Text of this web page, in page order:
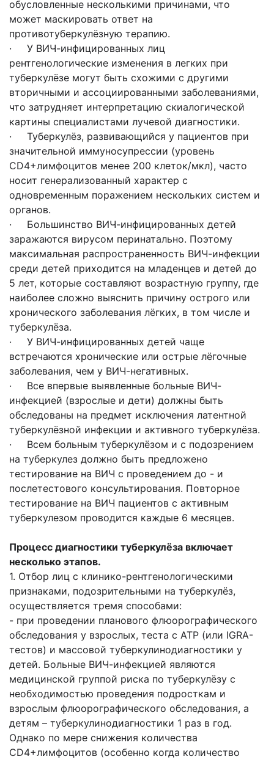
обусловленные несколькими причинами, что
может маскировать ответ на
противотуберкулёзную терапию.
· У ВИЧ-инфицированных лиц
рентгенологические изменения в легких при
туберкулёзе могут быть схожими с другими
вторичными и ассоциированными заболеваниями,
что затрудняет интерпретацию скиалогической
картины специалистами лучевой диагностики.
· Туберкулёз, развивающийся у пациентов при
значительной иммуносупрессии (уровень
CD4+лимфоцитов менее 200 клеток/мкл), часто
носит генерализованный характер с
одновременным поражением нескольких систем и
органов.
· Большинство ВИЧ-инфицированных детей
заражаются вирусом перинатально. Поэтому
максимальная распространенность ВИЧ-инфекции
среди детей приходится на младенцев и детей до
5 лет, которые составляют возрастную группу, где
наиболее сложно выяснить причину острого или
хронического заболевания лёгких, в том числе и
туберкулёза.
· У ВИЧ-инфицированных детей чаще
встречаются хронические или острые лёгочные
заболевания, чем у ВИЧ-негативных.
· Все впервые выявленные больные ВИЧ-
инфекцией (взрослые и дети) должны быть
обследованы на предмет исключения латентной
туберкулёзной инфекции и активного туберкулёза.
· Всем больным туберкулёзом и с подозрением
на туберкулез должно быть предложено
тестирование на ВИЧ с проведением до - и
послетестового консультирования. Повторное
тестирование на ВИЧ пациентов с активным
туберкулезом проводится каждые 6 месяцев.
Процесс диагностики туберкулёза включает
несколько этапов.
1. Отбор лиц с клинико-рентгенологическими
признаками, подозрительными на туберкулёз,
осуществляется тремя способами:
- при проведении планового флюорографического
обследования у взрослых, теста с АТР (или IGRA-
тестов) и массовой туберкулинодиагностики у
детей. Больные ВИЧ-инфекцией являются
медицинской группой риска по туберкулёзу с
необходимостью проведения подросткам и
взрослым флюорографического обследования, а
детям – туберкулинодиагностики 1 раз в год.
Однако по мере снижения количества
CD4+лимфоцитов (особенно когда количество